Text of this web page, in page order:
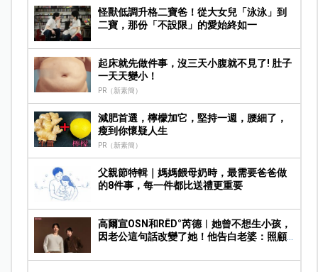
怪獸低調升格二寶爸！從大女兒「泳泳」到
二寶，那份「不設限」的愛始終如一
起床就先做件事，沒三天小腹就不見了! 肚子
一天天變小！
PR（新素簡）
減肥首選，檸檬加它，堅持一週，腰細了，
瘦到你懷疑人生
PR（新素簡）
父親節特輯｜媽媽餵母奶時，最需要爸爸做
的8件事，每一件都比送禮更重要
高爾宣OSN和RĒD°芮德︱她曾不想生小孩，
因老公這句話改變了她！他告白老婆：照顧